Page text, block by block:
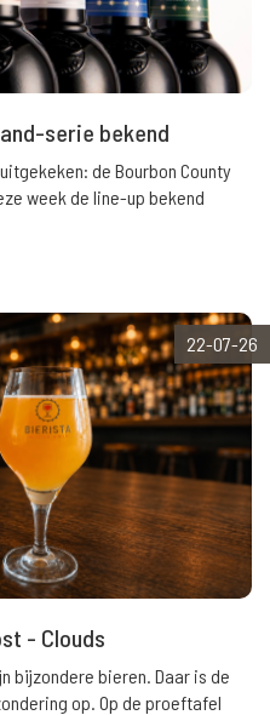
serie bekend
de Bourbon County
week de line-up bekend
22-07-26
- Clouds
bijzondere bieren. Daar is de
op. Op de proeftafel